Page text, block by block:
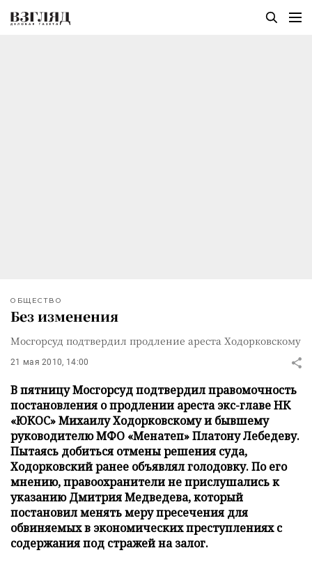
ОБЩЕСТВО
Без изменения
Мосгорсуд подтвердил продление ареста Ходорковскому
21 мая 2010, 14:00
В пятницу Мосгорсуд подтвердил правомочность
постановления о продлении ареста экс-главе НК
«ЮКОС» Михаилу Ходорковскому и бывшему
руководителю МФО «Менатеп» Платону Лебедеву.
Пытаясь добиться отмены решения суда,
Ходорковский ранее объявлял голодовку. По его
мнению, правоохранители не прислушались к
указанию Дмитрия Медведева, который
постановил менять меру пресечения для
обвиняемых в экономических преступлениях с
содержания под стражей на залог.